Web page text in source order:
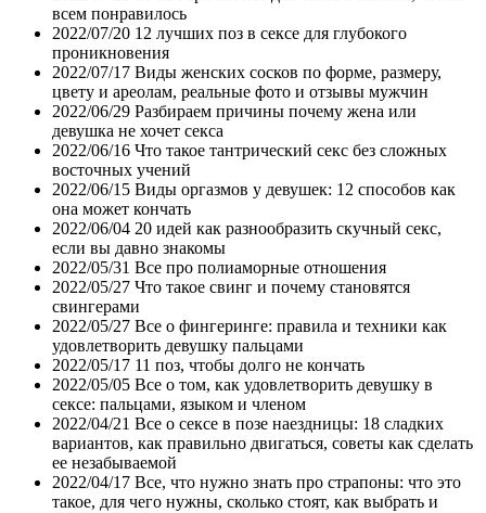
всем понравилось
2022/07/20 12 лучших поз в сексе для глубокого
проникновения
2022/07/17 Виды женских сосков по форме, размеру,
цвету и ареолам, реальные фото и отзывы мужчин
2022/06/29 Разбираем причины почему жена или
девушка не хочет секса
2022/06/16 Что такое тантрический секс без сложных
восточных учений
2022/06/15 Виды оргазмов у девушек: 12 способов как
она может кончать
2022/06/04 20 идей как разнообразить скучный секс,
если вы давно знакомы
2022/05/31 Все про полиаморные отношения
2022/05/27 Что такое свинг и почему становятся
свингерами
2022/05/27 Все о фингеринге: правила и техники как
удовлетворить девушку пальцами
2022/05/17 11 поз, чтобы долго не кончать
2022/05/05 Все о том, как удовлетворить девушку в
сексе: пальцами, языком и членом
2022/04/21 Все о сексе в позе наездницы: 18 сладких
вариантов, как правильно двигаться, советы как сделать
ее незабываемой
2022/04/17 Все, что нужно знать про страпоны: что это
такое, для чего нужны, сколько стоят, как выбрать и